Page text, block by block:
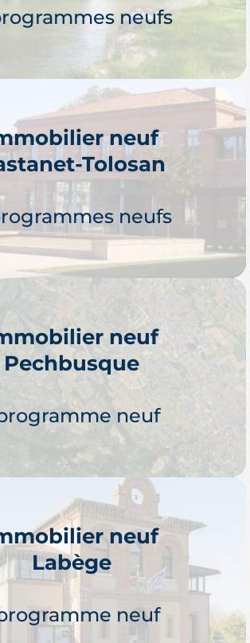
neufs
Je découvre
neuf
Tolosan
neufs
Je découvre
neuf
Pechbusque
neuf
Je découvre
neuf
Labège
neuf